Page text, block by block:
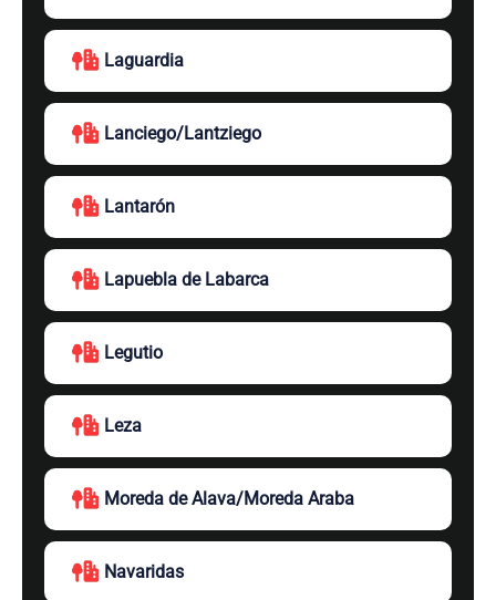
Laguardia
Lanciego/Lantziego
Lantarón
Lapuebla de Labarca
Legutio
Leza
Moreda de Alava/Moreda Araba
Navaridas